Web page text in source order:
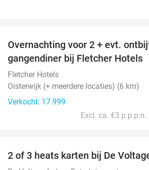
Overnachting voor 2 + evt.
gangendiner bij Fletcher Hotels
Fletcher Hotels
Oisterwijk (+ meerdere locaties) (6 km)
Verkocht: 17.999
Excl. ca. €3
2 of 3 heats karten bij De